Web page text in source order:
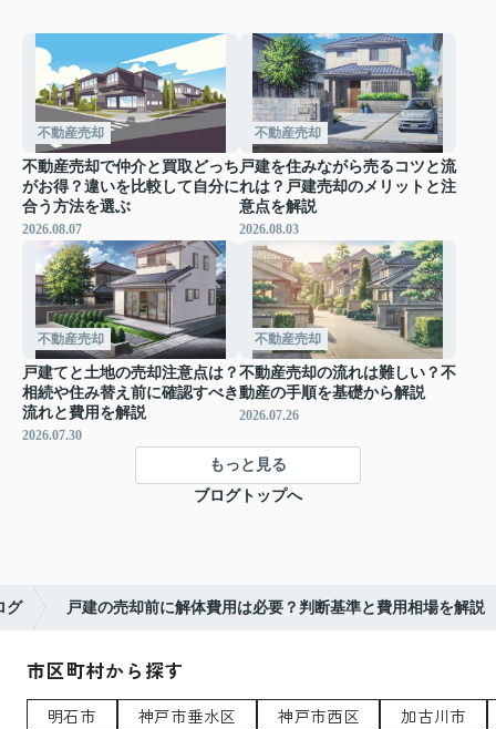
不動産売却
不動産売却で仲介と買取どっち
がお得？違いを比較して自分に
合う方法を選ぶ
2026.08.07
不動産売却
戸建を住みながら売るコツと流
れは？戸建売却のメリットと注
意点を解説
2026.08.03
不動産売却
戸建てと土地の売却注意点は？
相続や住み替え前に確認すべき
流れと費用を解説
2026.07.30
不動産売却
不動産売却の流れは難しい？不
動産の手順を基礎から解説
2026.07.26
もっと見る
ブログトップへ
グ 戸建の売却前に解体費用は必要？判断基準と費用相場を解説
市区町村から探す
明石市 神戸市垂水区 神戸市西区 加古川市